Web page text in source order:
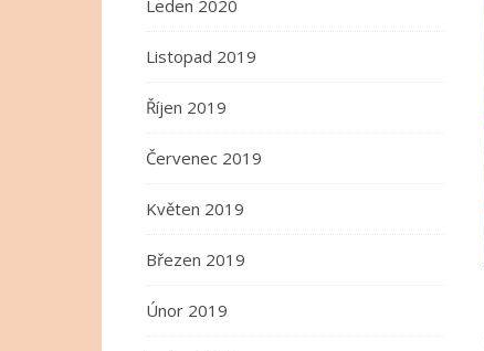
Leden 2020
Listopad 2019
Říjen 2019
Červenec 2019
Květen 2019
Březen 2019
Únor 2019